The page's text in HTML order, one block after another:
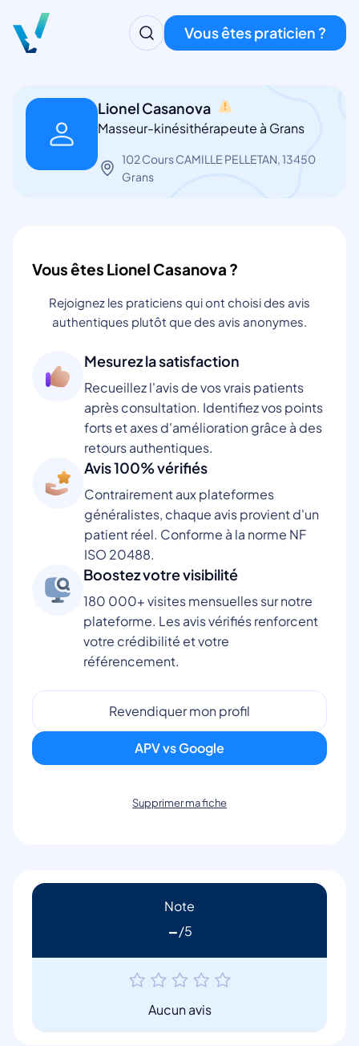
Vous êtes praticien ?
Lionel Casanova
Masseur-kinésithérapeute à Grans
102 Cours CAMILLE PELLETAN, 13450
Grans
Vous êtes Lionel Casanova ?
Rejoignez les praticiens qui ont choisi des avis
authentiques plutôt que des avis anonymes.
Mesurez la satisfaction
Recueillez l'avis de vos vrais patients
après consultation. Identifiez vos points
forts et axes d'amélioration grâce à des
retours authentiques.
Avis 100% vérifiés
Contrairement aux plateformes
généralistes, chaque avis provient d'un
patient réel. Conforme à la norme NF
ISO 20488.
Boostez votre visibilité
180 000+ visites mensuelles sur notre
plateforme. Les avis vérifiés renforcent
votre crédibilité et votre
référencement.
Revendiquer mon profil
APV vs Google
Supprimer ma fiche
Note
-
Aucun avis